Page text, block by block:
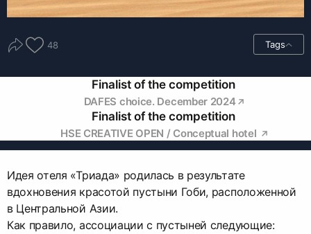
48 Tags
Finalist of the competition
DAFES choice. December 2024
Finalist of the competition
HSE CREATIVE OPEN / Conceptual hotel
Идея отеля «Триада» родилась в результате
вдохновения красотой пустыни Гоби, расположенной
в Центральной Азии.
Как правило, ассоциации с пустыней следующие: